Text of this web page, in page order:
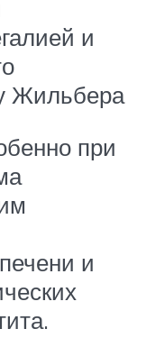
и
Жильбера
при
и